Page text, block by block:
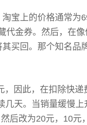
宝上的价格通常为
代金券。然后，在
买回。那个知名品
因此，在扣除快
几天。当销量缓慢
后改为20元，10元